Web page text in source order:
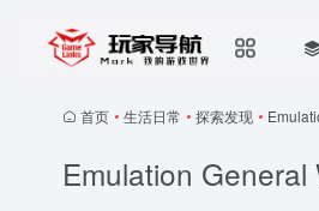
首页 • 生活日常 • 探索发现 •
Emulation General